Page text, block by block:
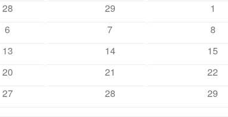
0
28
0
29
0
1
0
6
0
7
0
8
0
13
0
14
0
15
0
20
0
21
0
22
0
27
0
28
0
29